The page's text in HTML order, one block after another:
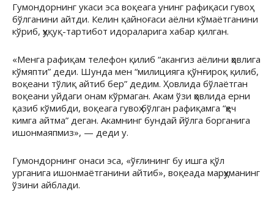
Гумондорнинг укаси эса воқеага унинг рафиқаси гувоҳ
бўлганини айтди. Келин қайноғаси аёлни кўмаётганини
кўриб, ҳуқуқ-тартибот идораларига хабар қилган.
«Менга рафиқам телефон қилиб “акангиз аёлини ҳовлига
кўмяпти” деди. Шунда мен “милицияга қўнғироқ қилиб,
воқеани тўлиқ айтиб бер” дедим. Ҳовлида бўлаётган
воқеани уйдаги онам кўрмаган. Акам ўзи ҳовлида ерни
қазиб кўмибди, воқеага гувоҳ бўлган рафиқамга “ҳеч
кимга айтма” деган. Акамнинг бундай йўлга борганига
ишонмаяпмиз», — деди у.
Гумондорнинг онаси эса, «ўғлининг бу ишга қўл
урганига ишонмаётганини айтиб», воқеада марҳуманинг
ўзини айблади.